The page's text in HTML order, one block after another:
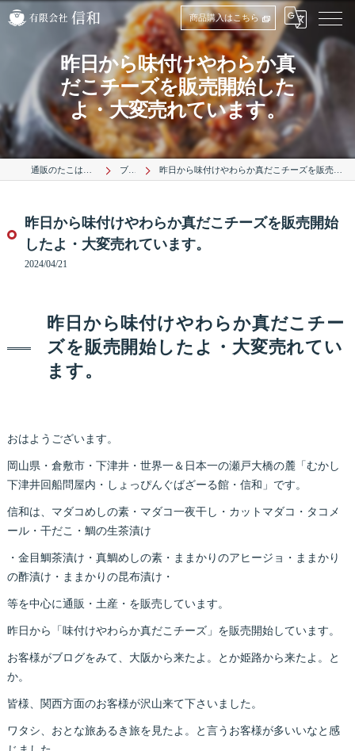
商品購入はこちら
昨日から味付けやわらか真
だこチーズを販売開始した
よ・大変売れています。
ブログ 昨日から味付けやわらか真だこチーズを販売開始したよ・大変売れています。
昨日から味付けやわらか真だこチーズを販売開始
したよ・大変売れています。
2024/04/21
昨日から味付けやわらか真だこチー
ズを販売開始したよ・大変売れてい
ます。
おはようございます。
岡山県・倉敷市・下津井・世界一＆日本一の瀬戸大橋の麓「むかし
下津井回船問屋内・しょっぴんぐばざーる館・信和」です。
信和は、マダコめしの素・マダコ一夜干し・カットマダコ・タコメ
ール・干だこ・鯛の生茶漬け
・金目鯛茶漬け・真鯛めしの素・ままかりのアヒージョ・ままかり
の酢漬け・ままかりの昆布漬け・
等を中心に通販・土産・を販売しています。
昨日から「味付けやわらか真だこチーズ」を販売開始しています。
お客様がブログをみて、大阪から来たよ。とか姫路から来たよ。と
か。
皆様、関西方面のお客様が沢山来て下さいました。
ワタシ、おとな旅あるき旅を見たよ。と言うお客様が多いいなと感